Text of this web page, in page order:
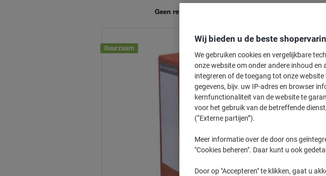
Duurzaam
Wij bieden u de beste
We gebruiken cookies en vergelijkbare
onze website om onder andere inhoud
integreren of de toegang tot onze
gegevens, bijv. uw IP-adres en browser
kernfunctionaliteit van de website te
voor het gebruik van de betreffende
(“Externe partijen”).
Meer informatie over de door ons
"Cookies beheren". Daar kunt u ook
Door op "Accepteren" te klikken, gaat u